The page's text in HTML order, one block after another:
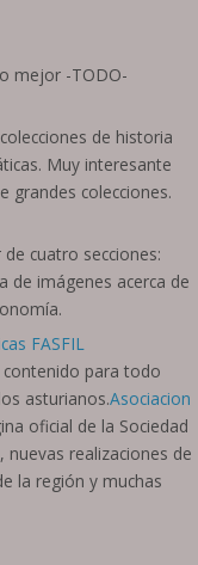
mejor -TODO-
de historia
Muy interesante
grandes colecciones.
cuatro secciones:
de imágenes acerca de
FASFIL
contenido para todo
asturianos.Asociacion
oficial de la Sociedad
realizaciones de
la región y muchas